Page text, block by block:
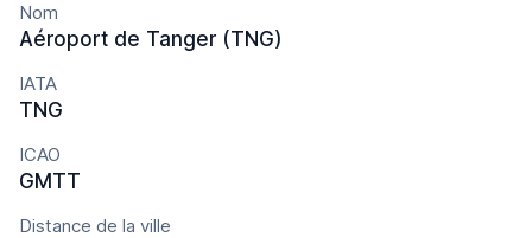
Nom
Aéroport de Tanger (TNG)
IATA
TNG
ICAO
GMTT
Distance de la ville